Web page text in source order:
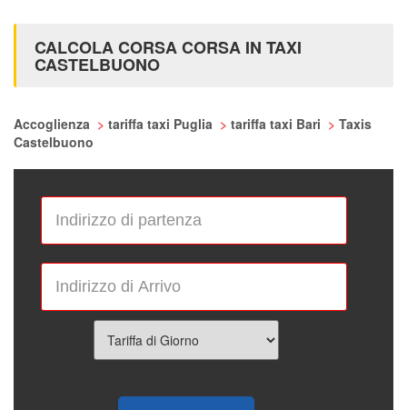
CALCOLA CORSA CORSA IN TAXI
CASTELBUONO
Accoglienza > tariffa taxi Puglia > tariffa taxi Bari > Taxis
Castelbuono